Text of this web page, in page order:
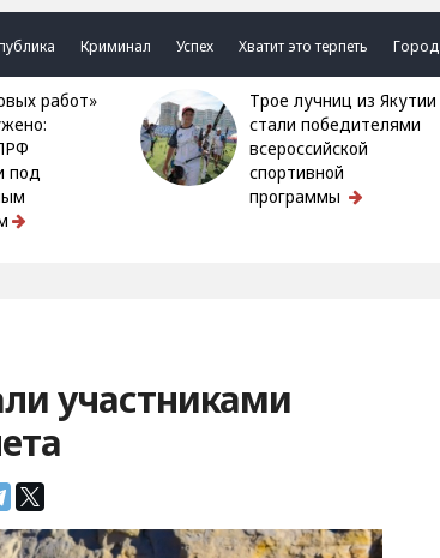
Криминал Успех Хватит это терпеть Город
под
Трое лучниц из Якутии
стали победителями
всероссийской
спортивной
программы
участниками